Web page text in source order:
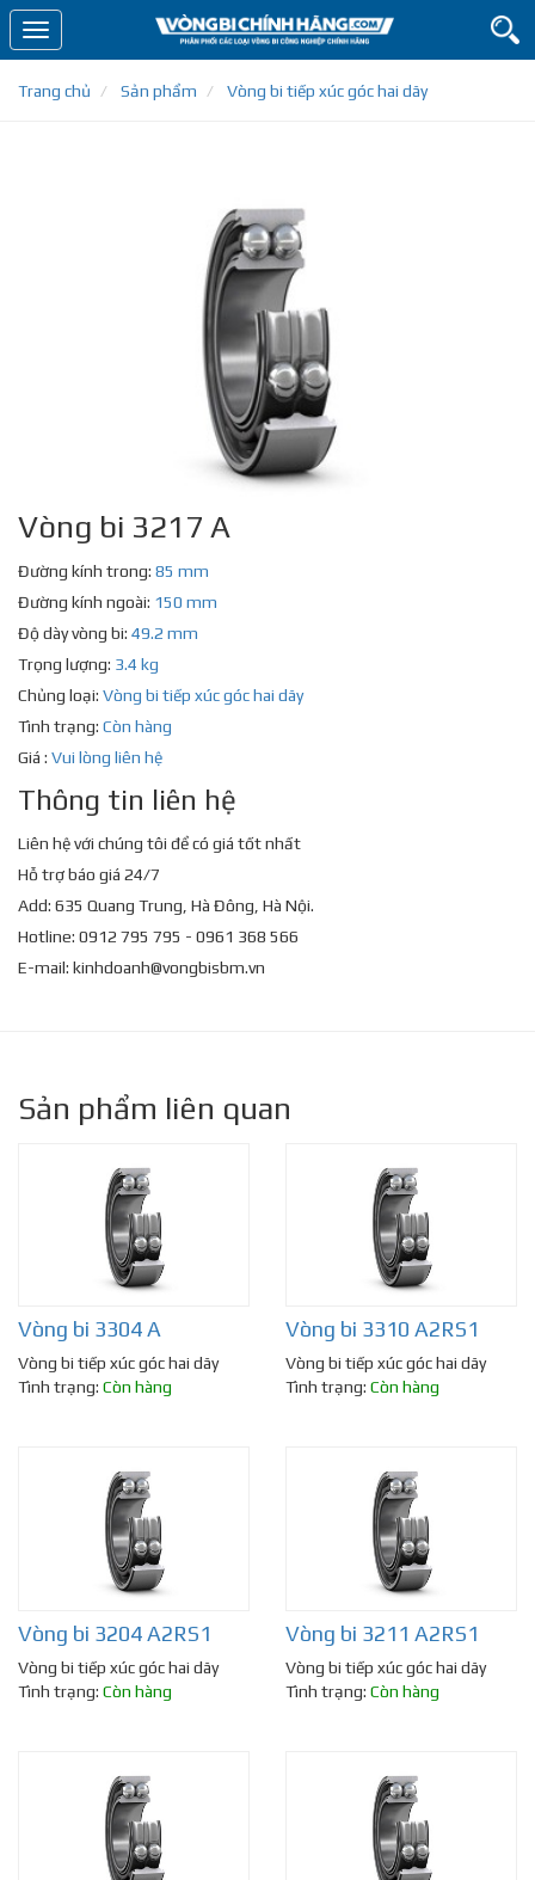
Toggle
navigation
Trang chủ
Sản phẩm Vòng bi tiếp xúc góc hai dãy
Vòng bi 3217 A
Đường kính trong: 85 mm
Đường kính ngoài: 150 mm
Độ dày vòng bi: 49.2 mm
Trọng lượng: 3.4 kg
Chủng loại: Vòng bi tiếp xúc góc hai dãy
Tình trạng: Còn hàng
Giá : Vui lòng liên hệ
Thông tin liên hệ
Liên hệ với chúng tôi để có giá tốt nhất
Hỗ trợ báo giá 24/7
Add: 635 Quang Trung, Hà Đông, Hà Nội.
Hotline: 0912 795 795 - 0961 368 566
E-mail: kinhdoanh@vongbisbm.vn
Sản phẩm liên quan
Vòng bi 3304 A
Vòng bi tiếp xúc góc hai dãy
Tình trạng: Còn hàng
Vòng bi 3310 A2RS1
Vòng bi tiếp xúc góc hai dãy
Tình trạng: Còn hàng
Vòng bi 3204 A2RS1
Vòng bi tiếp xúc góc hai dãy
Tình trạng: Còn hàng
Vòng bi 3211 A2RS1
Vòng bi tiếp xúc góc hai dãy
Tình trạng: Còn hàng